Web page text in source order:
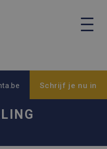
Schrijf je nu in